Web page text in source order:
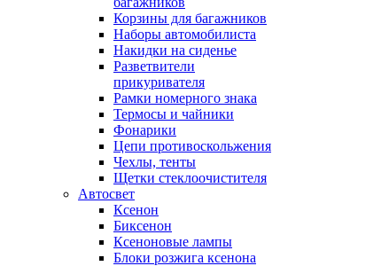
Корзины для багажников
Наборы автомобилиста
Накидки на сиденье
Разветвители
прикуривателя
Рамки номерного знака
Термосы и чайники
Фонарики
Цепи противоскольжения
Чехлы, тенты
Щетки стеклоочистителя
Автосвет
Ксенон
Биксенон
Ксеноновые лампы
Блоки розжига ксенона